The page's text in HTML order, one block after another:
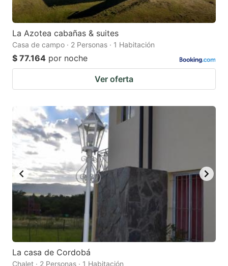
La Azotea cabañas & suites
Casa de campo · 2 Personas · 1 Habitación
$ 77.164 por noche
Ver oferta
La casa de Cordobá
Chalet · 2 Personas · 1 Habitación